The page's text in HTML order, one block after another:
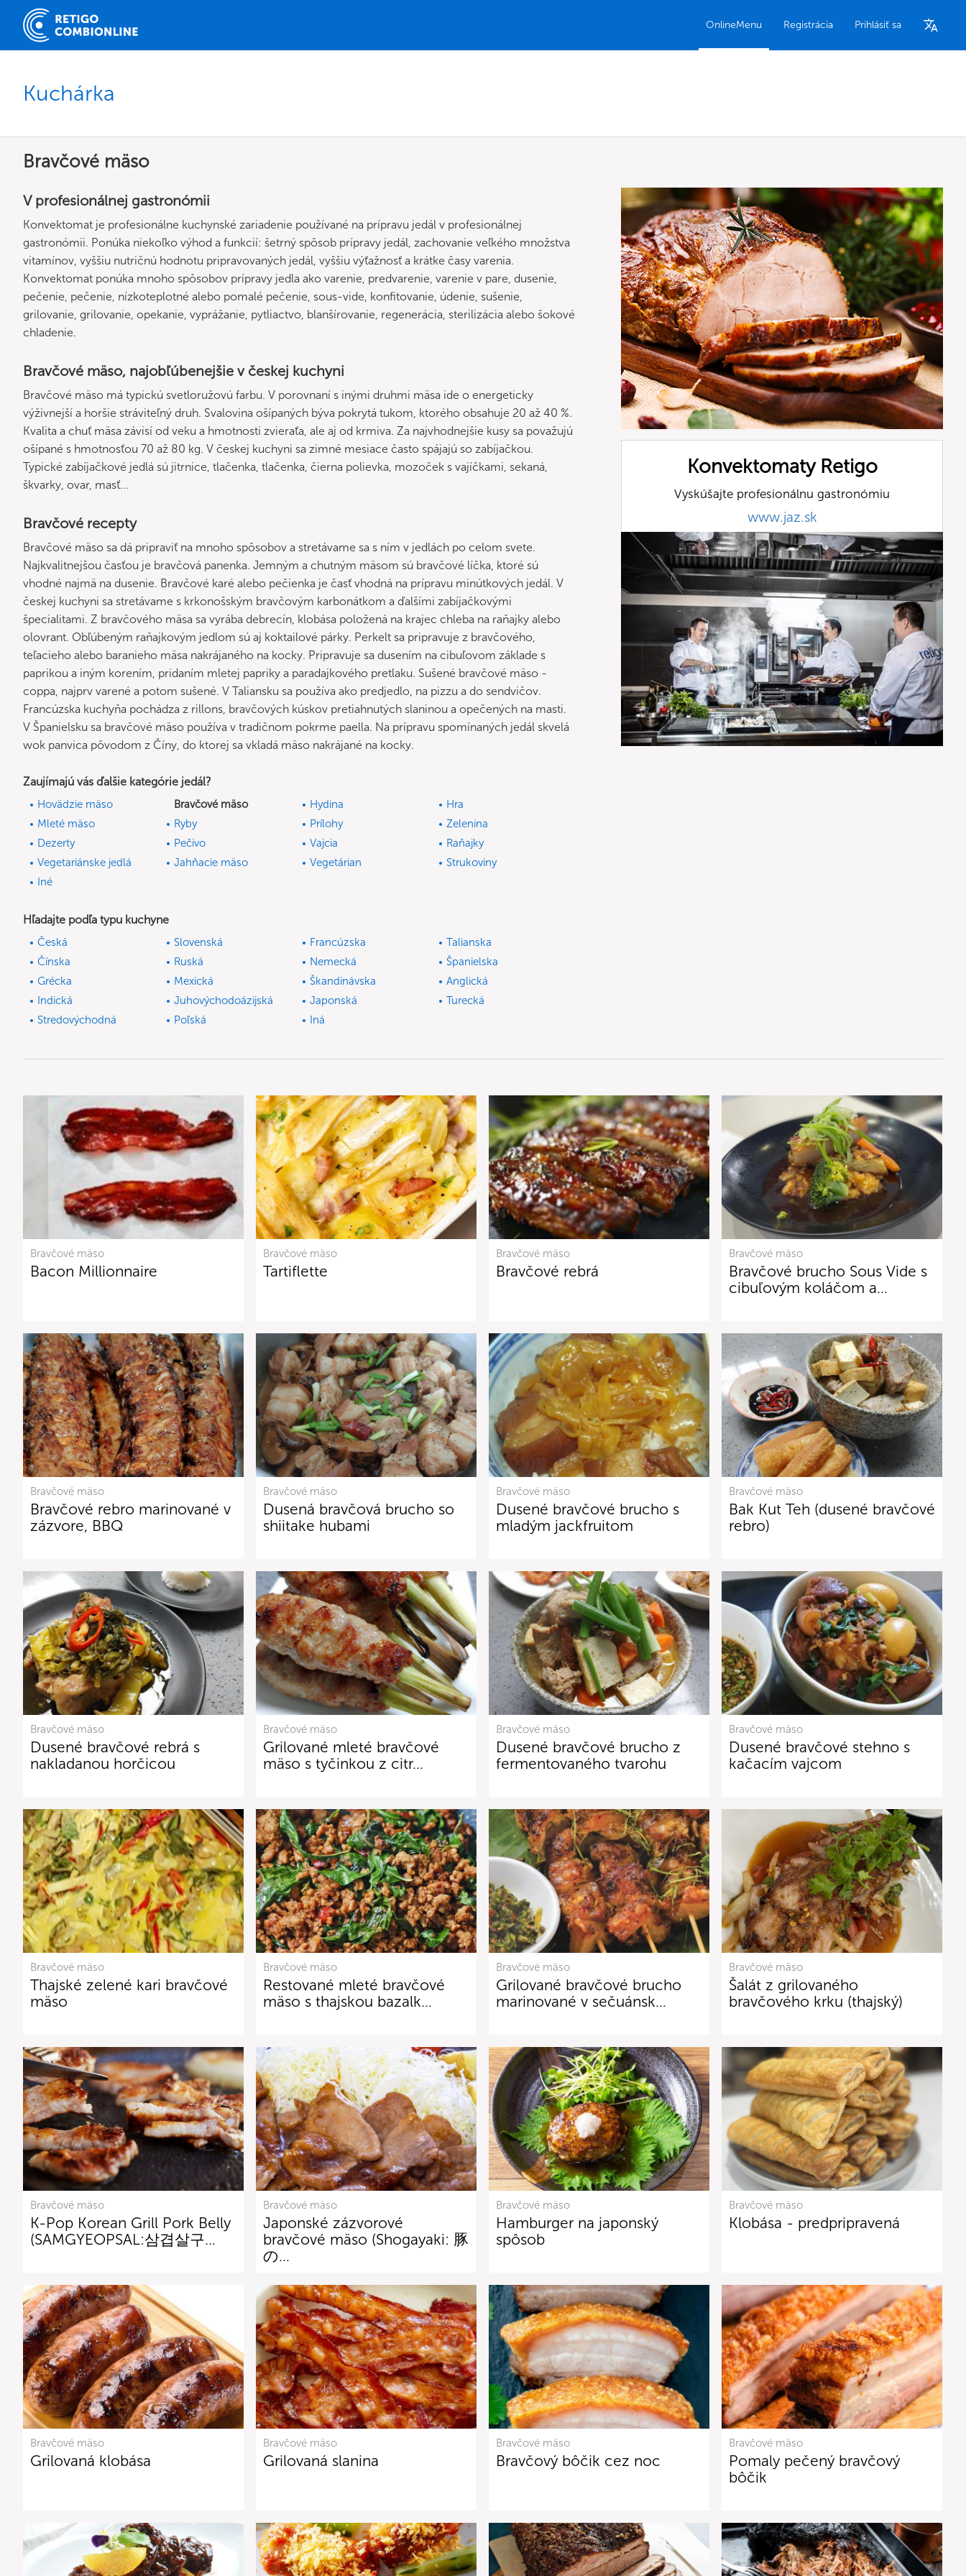
OnlineMenu Registrácia Prihlásiť sa
Kuchárka
Bravčové mäso
V profesionálnej gastronómii
Konvektomat je profesionálne kuchynské zariadenie používané na prípravu jedál v profesionálnej
gastronómii. Ponúka niekoľko výhod a funkcií: šetrný spôsob prípravy jedál, zachovanie veľkého množstva
vitamínov, vyššiu nutričnú hodnotu pripravovaných jedál, vyššiu výťažnosť a krátke časy varenia.
Konvektomat ponúka mnoho spôsobov prípravy jedla ako varenie, predvarenie, varenie v pare, dusenie,
pečenie, pečenie, nízkoteplotné alebo pomalé pečenie, sous-vide, konfitovanie, údenie, sušenie,
grilovanie, grilovanie, opekanie, vyprážanie, pytliactvo, blanšírovanie, regenerácia, sterilizácia alebo šokové
chladenie.
Bravčové mäso, najobľúbenejšie v českej kuchyni
Bravčové mäso má typickú svetloružovú farbu. V porovnaní s inými druhmi mäsa ide o energeticky
výživnejší a horšie stráviteľný druh. Svalovina ošípaných býva pokrytá tukom, ktorého obsahuje 20 až 40 %.
Kvalita a chuť mäsa závisí od veku a hmotnosti zvieraťa, ale aj od krmiva. Za najvhodnejšie kusy sa považujú
ošípané s hmotnosťou 70 až 80 kg. V českej kuchyni sa zimné mesiace často spájajú so zabíjačkou.
Typické zabíjačkové jedlá sú jitrnice, tlačenka, tlačenka, čierna polievka, mozoček s vajíčkami, sekaná,
škvarky, ovar, masť...
Bravčové recepty
Bravčové mäso sa dá pripraviť na mnoho spôsobov a stretávame sa s ním v jedlách po celom svete.
Najkvalitnejšou časťou je bravčová panenka. Jemným a chutným mäsom sú bravčové líčka, ktoré sú
vhodné najmä na dusenie. Bravčové karé alebo pečienka je časť vhodná na prípravu minútkových jedál. V
českej kuchyni sa stretávame s krkonošským bravčovým karbonátkom a ďalšími zabíjačkovými
špecialitami. Z bravčového mäsa sa vyrába debrecín, klobása položená na krajec chleba na raňajky alebo
olovrant. Obľúbeným raňajkovým jedlom sú aj koktailové párky. Perkelt sa pripravuje z bravčového,
teľacieho alebo baranieho mäsa nakrájaného na kocky. Pripravuje sa dusením na cibuľovom základe s
paprikou a iným korením, pridaním mletej papriky a paradajkového pretlaku. Sušené bravčové mäso -
coppa, najprv varené a potom sušené. V Taliansku sa používa ako predjedlo, na pizzu a do sendvičov.
Francúzska kuchyňa pochádza z rillons, bravčových kúskov pretiahnutých slaninou a opečených na masti.
V Španielsku sa bravčové mäso používa v tradičnom pokrme paella. Na prípravu spomínaných jedál skvelá
wok panvica pôvodom z Číny, do ktorej sa vkladá mäso nakrájané na kocky.
Konvektomaty Retigo
Vyskúšajte profesionálnu gastronómiu
www.jaz.sk
Zaujímajú vás ďalšie kategórie jedál?
Hovädzie mäso Bravčové mäso Hydina
Hra
Mleté mäso
Ryby Prílohy
Zelenina
Dezerty
Pečivo Vajcia
Raňajky
Vegetariánske jedlá
Jahňacie mäso Vegetárian
Strukoviny
Iné
Hľadajte podľa typu kuchyne
Česká Slovenská Francúzska
Talianska
Čínska
Ruská Nemecká
Španielska
Grécka
Mexická Škandinávska
Anglická
Indická
Juhovýchodoázijská Japonská
Turecká
Stredovýchodná
Poľská Iná
Bravčové mäso
Bacon Millionnaire
Bravčové mäso
Tartiflette
Bravčové mäso
Bravčové rebrá
Bravčové mäso
Bravčové brucho Sous Vide s
cibuľovým koláčom a…
Bravčové mäso
Bravčové rebro marinované v
zázvore, BBQ
Bravčové mäso
Dusená bravčová brucho so
shiitake hubami
Bravčové mäso
Dusené bravčové brucho s
mladým jackfruitom
Bravčové mäso
Bak Kut Teh (dusené bravčové
rebro)
Bravčové mäso
Dusené bravčové rebrá s
nakladanou horčicou
Bravčové mäso
Grilované mleté bravčové
mäso s tyčinkou z citr…
Bravčové mäso
Dusené bravčové brucho z
fermentovaného tvarohu
Bravčové mäso
Dusené bravčové stehno s
kačacím vajcom
Bravčové mäso
Thajské zelené kari bravčové
mäso
Bravčové mäso
Restované mleté bravčové
mäso s thajskou bazalk…
Bravčové mäso
Grilované bravčové brucho
marinované v sečuánsk…
Bravčové mäso
Šalát z grilovaného
bravčového krku (thajský)
Bravčové mäso
K-Pop Korean Grill Pork Belly
(SAMGYEOPSAL:삼겹살구…
Bravčové mäso
Japonské zázvorové
bravčové mäso (Shogayaki: 豚
の…
Bravčové mäso
Hamburger na japonský
spôsob
Bravčové mäso
Klobása - predpripravená
Bravčové mäso
Grilovaná klobása
Bravčové mäso
Grilovaná slanina
Bravčové mäso
Bravčový bôčik cez noc
Bravčové mäso
Pomaly pečený bravčový
bôčik